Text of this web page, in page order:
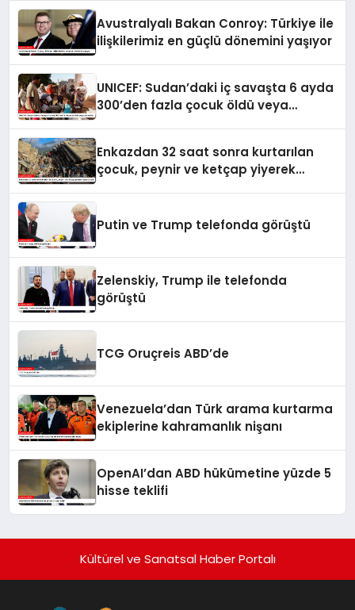
Avustralyalı Bakan Conroy: Türkiye ile
ilişkilerimiz en güçlü dönemini yaşıyor
UNICEF: Sudan’daki iç savaşta 6 ayda
300’den fazla çocuk öldü veya
Enkazdan 32 saat sonra kurtarılan
çocuk, peynir ve ketçap yiyerek
Putin ve Trump telefonda görüştü
Zelenskiy, Trump ile telefonda
görüştü
TCG Oruçreis ABD’de
Venezuela’dan Türk arama kurtarma
ekiplerine kahramanlık nişanı
OpenAI’dan ABD hükümetine yüzde 5
hisse teklifi
Kültürel ve Sanatsal Haber Portalı